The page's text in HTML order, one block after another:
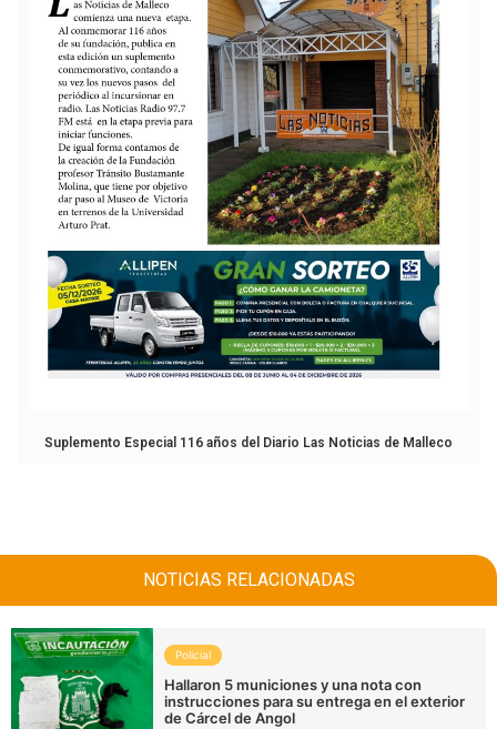
Suplemento Especial 116 años del Diario Las Noticias de Malleco
NOTICIAS RELACIONADAS
Policial
Hallaron 5 municiones y una nota con
instrucciones para su entrega en el exterior
de Cárcel de Angol